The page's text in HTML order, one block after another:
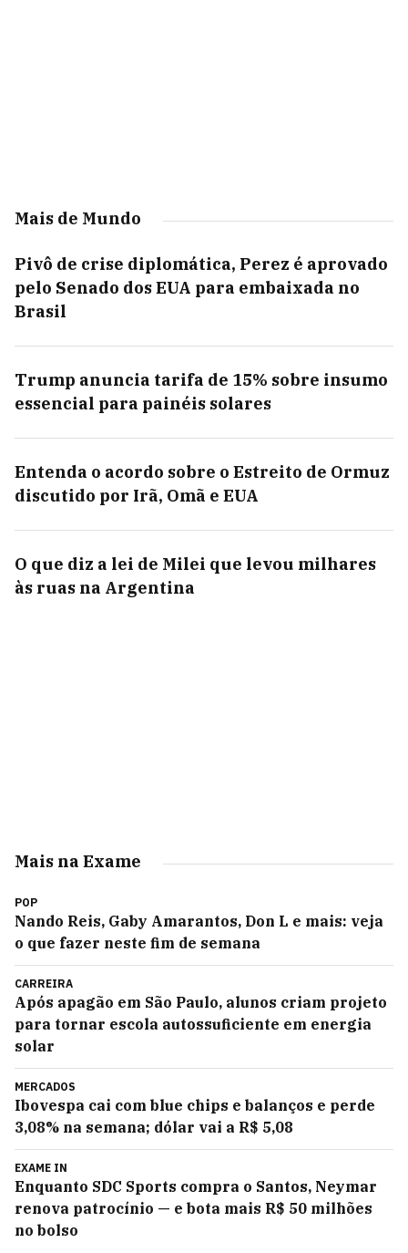
Mais de Mundo
Pivô de crise diplomática, Perez é aprovado
pelo Senado dos EUA para embaixada no
Brasil
Trump anuncia tarifa de 15% sobre insumo
essencial para painéis solares
Entenda o acordo sobre o Estreito de Ormuz
discutido por Irã, Omã e EUA
O que diz a lei de Milei que levou milhares
às ruas na Argentina
Mais na Exame
POP
Nando Reis, Gaby Amarantos, Don L e mais: veja
o que fazer neste fim de semana
CARREIRA
Após apagão em São Paulo, alunos criam projeto
para tornar escola autossuficiente em energia
solar
MERCADOS
Ibovespa cai com blue chips e balanços e perde
3,08% na semana; dólar vai a R$ 5,08
EXAME IN
Enquanto SDC Sports compra o Santos, Neymar
renova patrocínio — e bota mais R$ 50 milhões
no bolso